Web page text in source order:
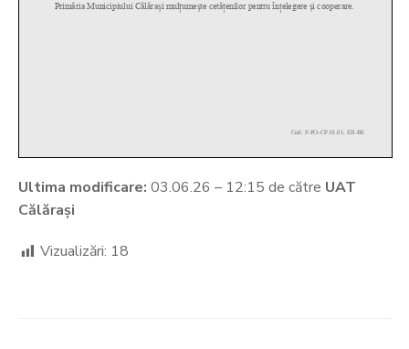
Ultima modificare: 03.06.26 – 12:15 de către UAT
Călărași
Vizualizări: 18